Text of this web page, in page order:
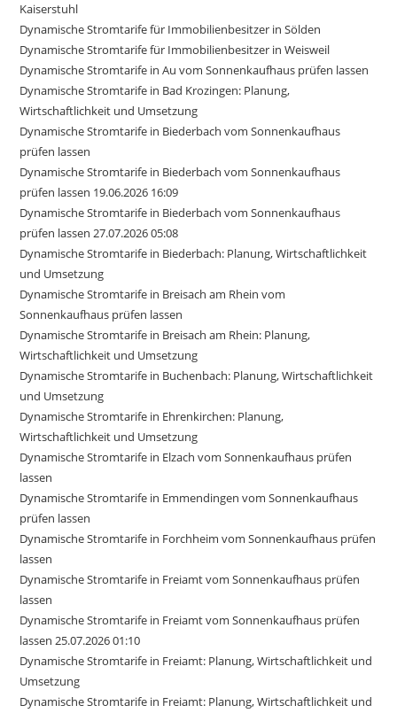
Kaiserstuhl
Dynamische Stromtarife für Immobilienbesitzer in Sölden
Dynamische Stromtarife für Immobilienbesitzer in Weisweil
Dynamische Stromtarife in Au vom Sonnenkaufhaus prüfen lassen
Dynamische Stromtarife in Bad Krozingen: Planung,
Wirtschaftlichkeit und Umsetzung
Dynamische Stromtarife in Biederbach vom Sonnenkaufhaus
prüfen lassen
Dynamische Stromtarife in Biederbach vom Sonnenkaufhaus
prüfen lassen 19.06.2026 16:09
Dynamische Stromtarife in Biederbach vom Sonnenkaufhaus
prüfen lassen 27.07.2026 05:08
Dynamische Stromtarife in Biederbach: Planung, Wirtschaftlichkeit
und Umsetzung
Dynamische Stromtarife in Breisach am Rhein vom
Sonnenkaufhaus prüfen lassen
Dynamische Stromtarife in Breisach am Rhein: Planung,
Wirtschaftlichkeit und Umsetzung
Dynamische Stromtarife in Buchenbach: Planung, Wirtschaftlichkeit
und Umsetzung
Dynamische Stromtarife in Ehrenkirchen: Planung,
Wirtschaftlichkeit und Umsetzung
Dynamische Stromtarife in Elzach vom Sonnenkaufhaus prüfen
lassen
Dynamische Stromtarife in Emmendingen vom Sonnenkaufhaus
prüfen lassen
Dynamische Stromtarife in Forchheim vom Sonnenkaufhaus prüfen
lassen
Dynamische Stromtarife in Freiamt vom Sonnenkaufhaus prüfen
lassen
Dynamische Stromtarife in Freiamt vom Sonnenkaufhaus prüfen
lassen 25.07.2026 01:10
Dynamische Stromtarife in Freiamt: Planung, Wirtschaftlichkeit und
Umsetzung
Dynamische Stromtarife in Freiamt: Planung, Wirtschaftlichkeit und